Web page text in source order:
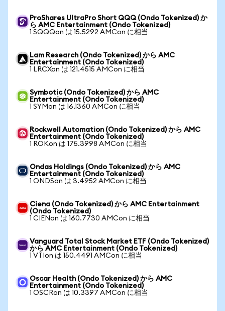
ProShares UltraPro Short QQQ (Ondo Tokenized) か
ら AMC Entertainment (Ondo Tokenized)
1 SQQQon は 15.5292 AMCon に相当
Lam Research (Ondo Tokenized) から AMC
Entertainment (Ondo Tokenized)
1 LRCXon は 121.4515 AMCon に相当
Symbotic (Ondo Tokenized) から AMC
Entertainment (Ondo Tokenized)
1 SYMon は 16.1360 AMCon に相当
Rockwell Automation (Ondo Tokenized) から AMC
Entertainment (Ondo Tokenized)
1 ROKon は 175.3998 AMCon に相当
Ondas Holdings (Ondo Tokenized) から AMC
Entertainment (Ondo Tokenized)
1 ONDSon は 3.4952 AMCon に相当
Ciena (Ondo Tokenized) から AMC Entertainment
(Ondo Tokenized)
1 CIENon は 160.7730 AMCon に相当
Vanguard Total Stock Market ETF (Ondo Tokenized)
から AMC Entertainment (Ondo Tokenized)
1 VTIon は 150.4491 AMCon に相当
Oscar Health (Ondo Tokenized) から AMC
Entertainment (Ondo Tokenized)
1 OSCRon は 10.3397 AMCon に相当